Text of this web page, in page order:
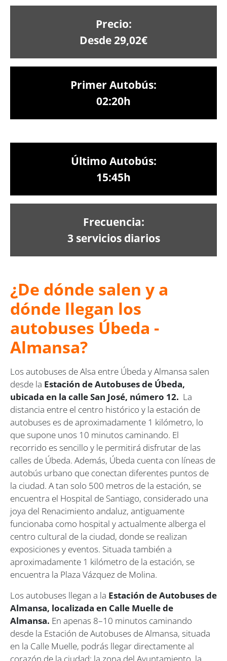
Precio:
Desde 29,02€
Primer Autobús:
02:20h
Último Autobús:
15:45h
Frecuencia:
3 servicios diarios
¿De dónde salen y a
dónde llegan los
autobuses Úbeda -
Almansa?
Los autobuses de Alsa entre Úbeda y Almansa salen
desde la Estación de Autobuses de Úbeda,
ubicada en la calle San José, número 12. La
distancia entre el centro histórico y la estación de
autobuses es de aproximadamente 1 kilómetro, lo
que supone unos 10 minutos caminando. El
recorrido es sencillo y le permitirá disfrutar de las
calles de Úbeda. Además, Úbeda cuenta con líneas de
autobús urbano que conectan diferentes puntos de
la ciudad. A tan solo 500 metros de la estación, se
encuentra el Hospital de Santiago, considerado una
joya del Renacimiento andaluz, antiguamente
funcionaba como hospital y actualmente alberga el
centro cultural de la ciudad, donde se realizan
exposiciones y eventos. Situada también a
aproximadamente 1 kilómetro de la estación, se
encuentra la Plaza Vázquez de Molina.
Los autobuses llegan a la Estación de Autobuses de
Almansa, localizada en Calle Muelle de
Almansa. En apenas 8–10 minutos caminando
desde la Estación de Autobuses de Almansa, situada
en la Calle Muelle, podrás llegar directamente al
corazón de la ciudad: la zona del Ayuntamiento, la